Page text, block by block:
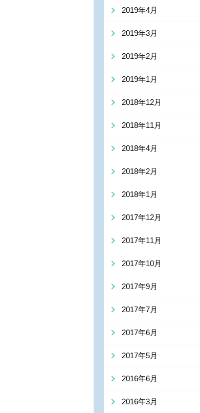
2019年4月
2019年3月
2019年2月
2019年1月
2018年12月
2018年11月
2018年4月
2018年2月
2018年1月
2017年12月
2017年11月
2017年10月
2017年9月
2017年7月
2017年6月
2017年5月
2016年6月
2016年3月